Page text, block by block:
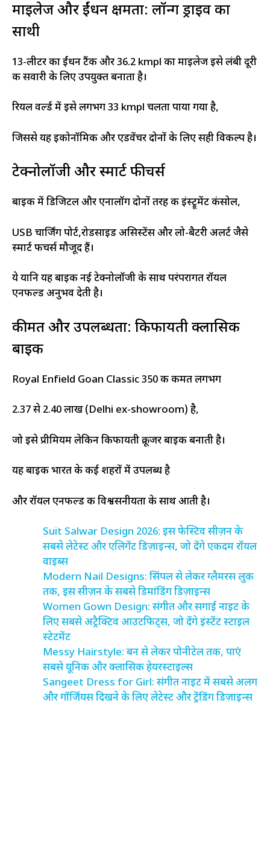
माइलेज और ईंधन क्षमता: लॉन्ग ड्राइव का
साथी
13-लीटर का ईंधन टैंक और 36.2 kmpl का माइलेज इसे लंबी दूरी
की सवारी के लिए उपयुक्त बनाता है।
रियल वर्ल्ड में इसे लगभग 33 kmpl चलता पाया गया है,
जिससे यह इकोनॉमिक और एडवेंचर दोनों के लिए सही विकल्प है।
टेक्नोलॉजी और स्मार्ट फीचर्स
बाइक में डिजिटल और एनालॉग दोनों तरह की इंस्ट्रूमेंट कंसोल,
USB चार्जिंग पोर्ट,रोडसाइड असिस्टेंस और लो-बैटरी अलर्ट जैसे
स्मार्ट फीचर्स मौजूद हैं।
ये यानि यह बाइक नई टेक्नोलॉजी के साथ परंपरागत रॉयल
एनफील्ड अनुभव देती है।
कीमत और उपलब्धता: किफायती क्लासिक
बाइक
Royal Enfield Goan Classic 350 की कीमत लगभग
₹2.37 से ₹2.40 लाख (Delhi ex-showroom) है,
जो इसे प्रीमियम लेकिन किफायती क्रूजर बाइक बनाती है।
यह बाइक भारत के कई शहरों में उपलब्ध है
और रॉयल एनफील्ड की विश्वसनीयता के साथ आती है।
Suit Salwar Design 2026: इस फेस्टिव सीज़न के
सबसे लेटेस्ट और एलिगेंट डिज़ाइन्स, जो देंगे एकदम रॉयल
वाइब्स
Modern Nail Designs: सिंपल से लेकर ग्लैमरस लुक
तक, इस सीज़न के सबसे डिमांडिंग डिज़ाइन्स
Women Gown Design: संगीत और सगाई नाइट के
लिए सबसे अट्रैक्टिव आउटफिट्स, जो देंगे इंस्टेंट स्टाइल
स्टेटमेंट
Messy Hairstyle: बन से लेकर पोनीटेल तक, पाएं
सबसे यूनिक और क्लासिक हेयरस्टाइल्स
Sangeet Dress for Girl: संगीत नाइट में सबसे अलग
और गॉर्जियस दिखने के लिए लेटेस्ट और ट्रेंडिंग डिज़ाइन्स